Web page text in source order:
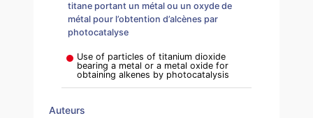
titane portant un métal ou un oxyde de
métal pour l’obtention d’alcènes par
photocatalyse
Use of particles of titanium dioxide
bearing a metal or a metal oxide for
obtaining alkenes by photocatalysis
Auteurs